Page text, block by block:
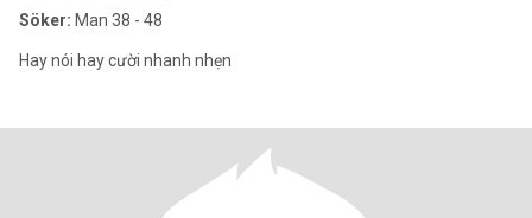
Söker: Man 38 - 48
Hay nói hay cười nhanh nhẹn